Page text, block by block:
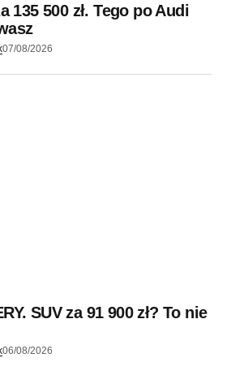
135 500 zł. Tego po Audi
07/08/2026
SUV za 91 900 zł? To nie
06/08/2026